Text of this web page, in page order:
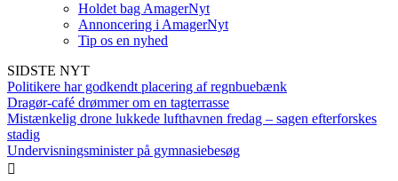
Holdet bag AmagerNyt
Annoncering i AmagerNyt
Tip os en nyhed
SIDSTE NYT
Politikere har godkendt placering af regnbuebænk
Dragør-café drømmer om en tagterrasse
Mistænkelig drone lukkede lufthavnen fredag – sagen efterforskes
stadig
Undervisningsminister på gymnasiebesøg